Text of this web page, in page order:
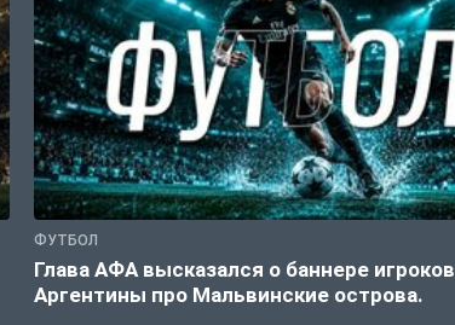
ФУТБОЛ
Глава АФА высказался о баннере игроков
Аргентины про Мальвинские острова.